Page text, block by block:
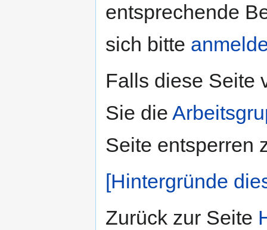
entsprechende
sich bitte
Falls diese Seite
Sie die
Seite entsperren
[Hintergründe
Zurück zur Seite